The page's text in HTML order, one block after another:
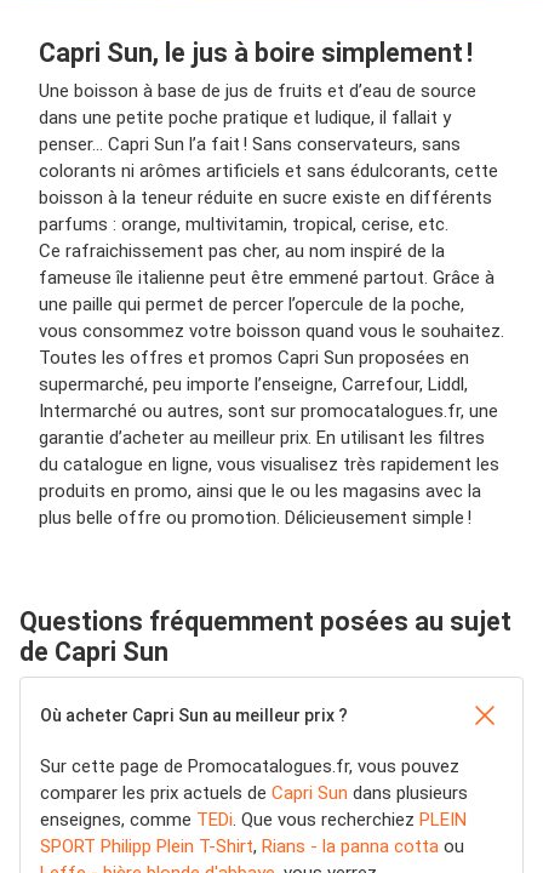
Capri Sun, le jus à boire simplement !
Une boisson à base de jus de fruits et d’eau de source
dans une petite poche pratique et ludique, il fallait y
penser… Capri Sun l’a fait ! Sans conservateurs, sans
colorants ni arômes artificiels et sans édulcorants, cette
boisson à la teneur réduite en sucre existe en différents
parfums : orange, multivitamin, tropical, cerise, etc.
Ce rafraichissement pas cher, au nom inspiré de la
fameuse île italienne peut être emmené partout. Grâce à
une paille qui permet de percer l’opercule de la poche,
vous consommez votre boisson quand vous le souhaitez.
Toutes les offres et promos Capri Sun proposées en
supermarché, peu importe l’enseigne, Carrefour, Liddl,
Intermarché ou autres, sont sur promocatalogues.fr, une
garantie d’acheter au meilleur prix. En utilisant les filtres
du catalogue en ligne, vous visualisez très rapidement les
produits en promo, ainsi que le ou les magasins avec la
plus belle offre ou promotion. Délicieusement simple !
Questions fréquemment posées au sujet
de Capri Sun
Où acheter Capri Sun au meilleur prix ?
Sur cette page de Promocatalogues.fr, vous pouvez
comparer les prix actuels de Capri Sun dans plusieurs
enseignes, comme TEDi. Que vous recherchiez PLEIN
SPORT Philipp Plein T-Shirt, Rians - la panna cotta ou